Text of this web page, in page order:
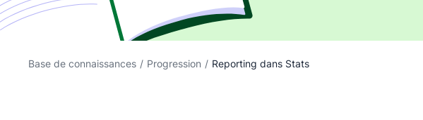
Base de connaissances / Progression / Reporting dans Stats